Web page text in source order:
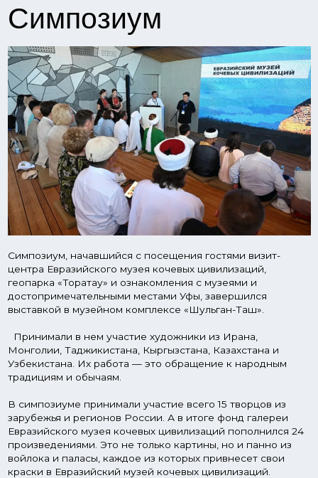
Симпозиум, начавшийся с посещения гостями визит-
центра Евразийского музея кочевых цивилизаций,
геопарка «Торатау» и ознакомления с музеями и
достопримечательными местами Уфы, завершился
выставкой в музейном комплексе «Шульган-Таш».
Принимали в нем участие художники из Ирана,
Монголии, Таджикистана, Кыргызстана, Казахстана и
Узбекистана. Их работа — это обращение к народным
традициям и обычаям.
В симпозиуме принимали участие всего 15 творцов из
зарубежья и регионов России. А в итоге фонд галереи
Евразийского музея кочевых цивилизаций пополнился 24
войлока и паласы, каждое из которых привнесет свои
краски в Евразийский музей кочевых цивилизаций.
Мажитовские чтения